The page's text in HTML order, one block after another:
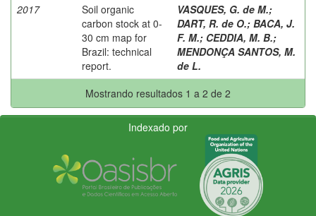
2017
Soil organic
carbon stock at 0-
30 cm map for
Brazil: technical
report.
VASQUES, G. de M.;
DART, R. de O.; BACA, J.
F. M.; CEDDIA, M. B.;
MENDONÇA SANTOS, M.
de L.
Mostrando resultados 1 a 2 de 2
Indexado por